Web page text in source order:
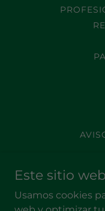
Este sitio
Usamos cookies